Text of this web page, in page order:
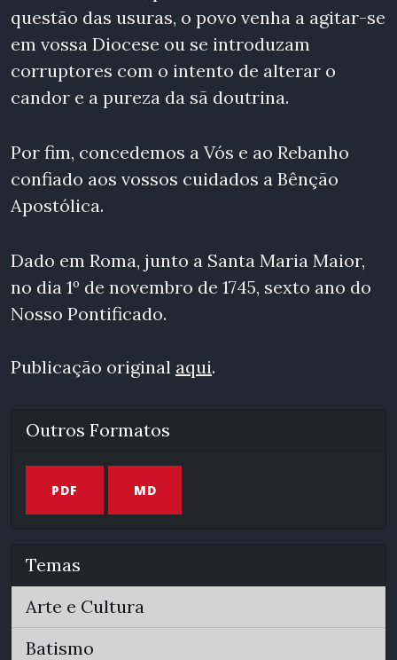
questão das usuras, o povo venha a agitar-se
em vossa Diocese ou se introduzam
corruptores com o intento de alterar o
candor e a pureza da sã doutrina.
Por fim, concedemos a Vós e ao Rebanho
confiado aos vossos cuidados a Bênção
Apostólica.
Dado em Roma, junto a Santa Maria Maior,
no dia 1º de novembro de 1745, sexto ano do
Nosso Pontificado.
Publicação original aqui.
Outros Formatos
PDF MD
Temas
Arte e Cultura
Batismo